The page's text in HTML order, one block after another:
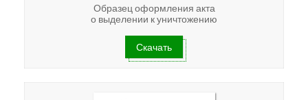
Образец оформления акта
о выделении к уничтожению
Скачать